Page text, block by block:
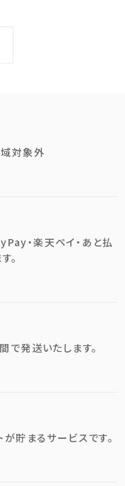
対象外
・楽天ペイ・あと払
。
発送いたします。
貯まるサービスです。